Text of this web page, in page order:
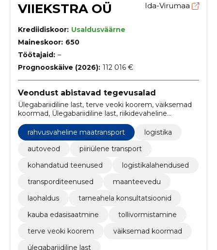
VIIEKSTRA OÜ Ida-Virumaa
Krediidiskoor: Usaldusväärne
Maineskoor: 650
Töötajaid: –
Prognooskäive (2026): 112 016 €
Veondust abistavad tegevusalad
Ülegabariidiline last, terve veoki koorem, väiksemad
koormad, Ülegabariidiline last, riikidevaheline
spetsiifiline transport, kullerteenused, kohandatud
teenused, tollivormistamine
rahvusvaheline maatransport
logistika
autoveod
piiriülene transport
kohandatud teenused
logistikalahendused
transporditeenused
maanteevedu
laohaldus
tarneahela konsultatsioonid
kauba edasisaatmine
tollivormistamine
terve veoki koorem
väiksemad koormad
ülegabariidiline last